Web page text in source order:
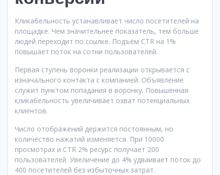
Кликабельность устанавливает число посетителей на
площадке. Чем значительнее показатель, тем больше
людей переходит по ссылке. Подъём CTR на 1%
повышает поток на сотни пользователей.
Первая ступень воронки реализации открывается с
изначального контакта с компанией. Объявление
служит пунктом попадания в воронку. Повышенная
кликабельность увеличивает охват потенциальных
клиентов.
Число отображений держится постоянным, но
количество нажатий изменяется. При 10000
просмотрах и CTR 2% ресурс получает 200
пользователей. Увеличение до 4% удваивает поток до
400 посетителей без избыточных затрат.